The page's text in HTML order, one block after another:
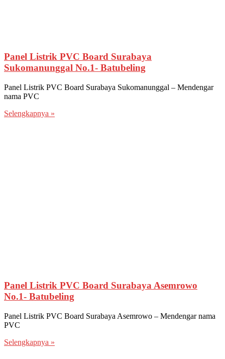
Panel Listrik PVC Board Surabaya
Sukomanunggal No.1- Batubeling
Panel Listrik PVC Board Surabaya Sukomanunggal – Mendengar
nama PVC
Selengkapnya »
Panel Listrik PVC Board Surabaya Asemrowo
No.1- Batubeling
Panel Listrik PVC Board Surabaya Asemrowo – Mendengar nama
PVC
Selengkapnya »